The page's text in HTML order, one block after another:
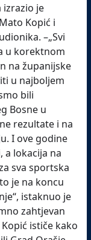
izrazio je
Kopić i
–„Svi
u korektnom
na županijske
u najboljem
bili
Bosne u
rezultate i na
I ove godine
a lokacija na
sva sportska
je na koncu
istaknuo je
zahtjevan
ističe kako